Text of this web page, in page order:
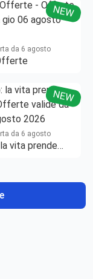
NEW
da 6 agosto
NEW
da 6 agosto
vita prende